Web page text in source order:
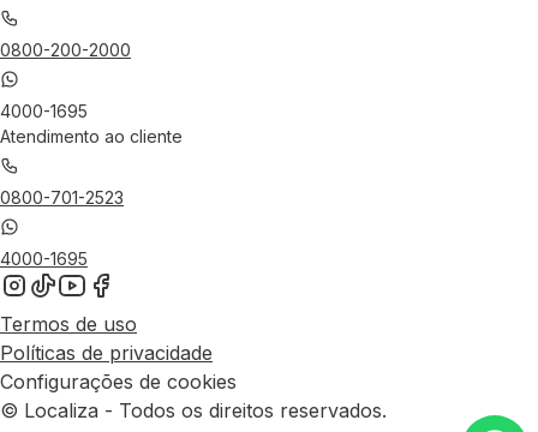
0800-200-2000
4000-1695
Atendimento ao cliente
0800-701-2523
4000-1695
Termos de uso
Políticas de privacidade
Configurações de cookies
© Localiza - Todos os direitos reservados.